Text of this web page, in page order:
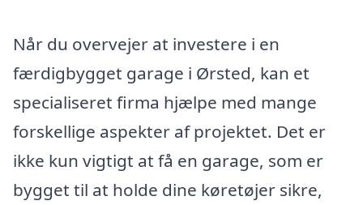
Når du overvejer at investere i en
færdigbygget garage i Ørsted, kan et
specialiseret firma hjælpe med mange
forskellige aspekter af projektet. Det er
ikke kun vigtigt at få en garage, som er
bygget til at holde dine køretøjer sikre,